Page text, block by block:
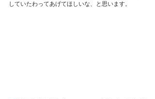
していたわってあげてほしいな、と思います。